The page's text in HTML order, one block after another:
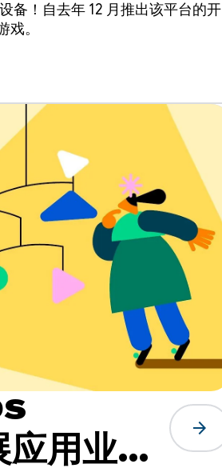
备！自去年 12 月推出该平台的开
。
用业务
arrow_forward